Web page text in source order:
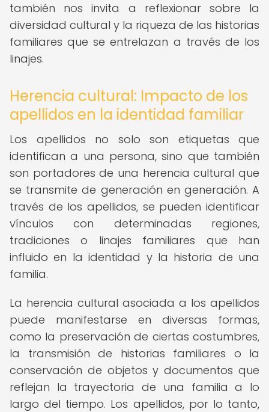
también nos invita a reflexionar sobre la
diversidad cultural y la riqueza de las historias
familiares que se entrelazan a través de los
linajes.
Herencia cultural: Impacto de los
apellidos en la identidad familiar
Los apellidos no solo son etiquetas que
identifican a una persona, sino que también
son portadores de una herencia cultural que
se transmite de generación en generación. A
través de los apellidos, se pueden identificar
vínculos con determinadas regiones,
tradiciones o linajes familiares que han
influido en la identidad y la historia de una
familia.
La herencia cultural asociada a los apellidos
puede manifestarse en diversas formas,
como la preservación de ciertas costumbres,
la transmisión de historias familiares o la
conservación de objetos y documentos que
reflejan la trayectoria de una familia a lo
largo del tiempo. Los apellidos, por lo tanto,